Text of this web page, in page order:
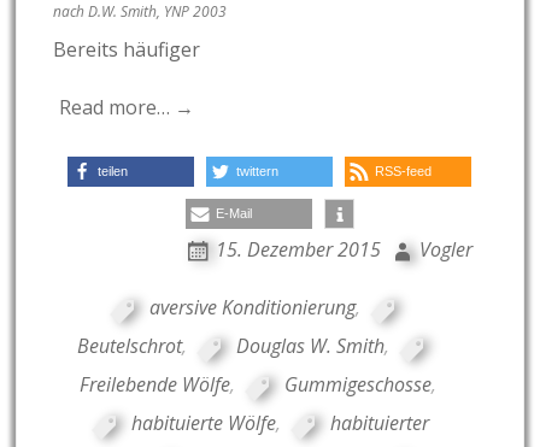
nach D.W. Smith, YNP 2003
Bereits häufiger
Read more… →
teilen twittern RSS-feed
E-Mail
15. Dezember 2015 Vogler
aversive Konditionierung,
Beutelschrot, Douglas W. Smith,
Freilebende Wölfe, Gummigeschosse,
habituierte Wölfe,
habituierter